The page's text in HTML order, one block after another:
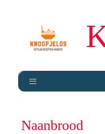
Naanbrood